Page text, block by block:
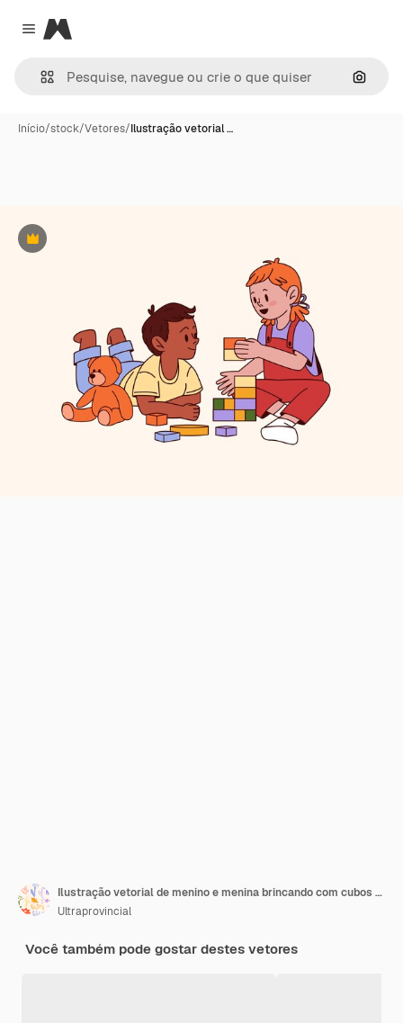
Close menu
Magnific
Início/stock/Vetores/Ilustração vetorial …
Premium
Ilustração vetorial de menino e menina brincando com cubos no chão amizade de menino afro-americano
Ultraprovincial
Você também pode gostar destes vetores